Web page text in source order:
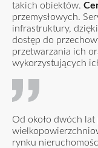
takich obiektów.
przemysłowych.
infrastruktury,
dostęp do
przetwarzania ich
wykorzystujących
Od około dwóch lat
rynku